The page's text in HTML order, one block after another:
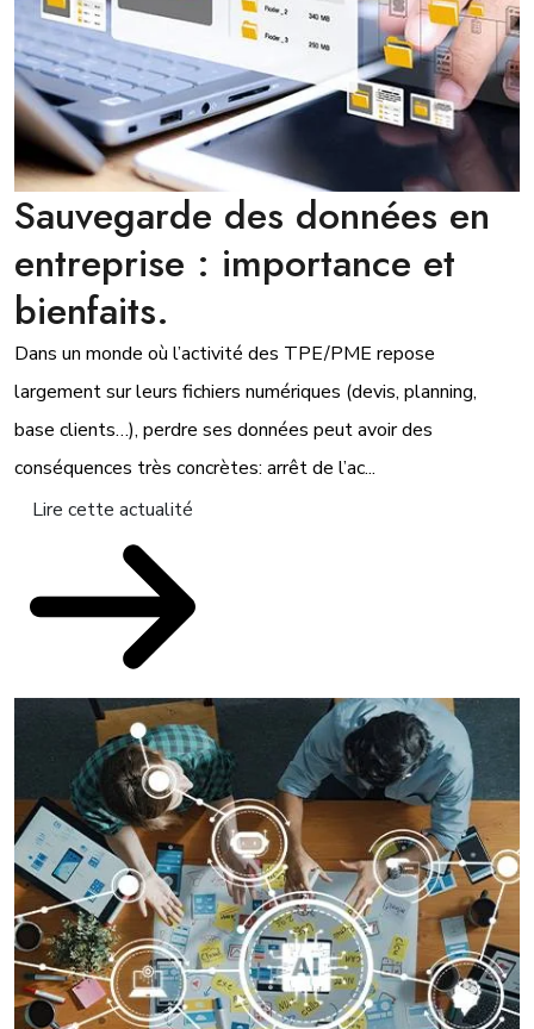
Sauvegarde des données en
entreprise : importance et
bienfaits.
Dans un monde où l’activité des TPE/PME repose
largement sur leurs fichiers numériques (devis, planning,
base clients…), perdre ses données peut avoir des
conséquences très concrètes: arrêt de l’ac...
Lire cette actualité